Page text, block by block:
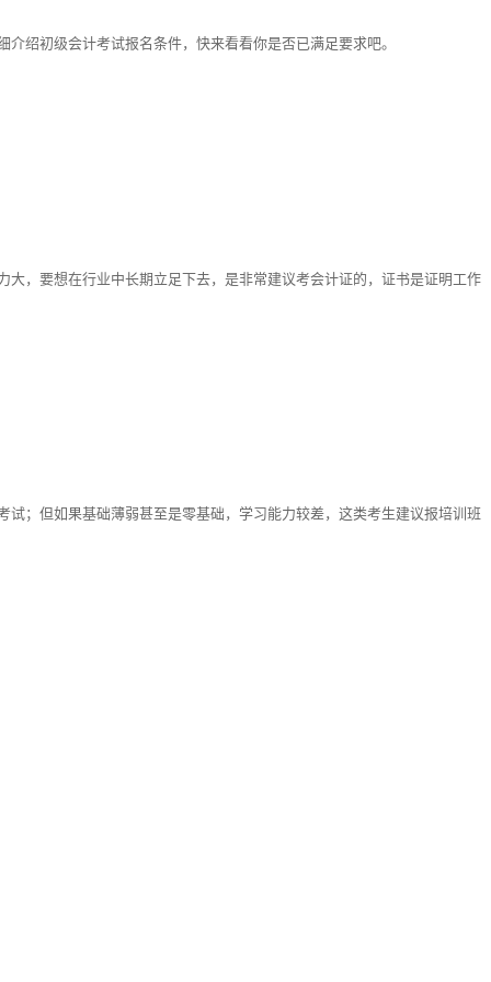
绍初级会计考试报名条件，快来看看你是否已满足要求吧。
，要想在行业中长期立足下去，是非常建议考会计证的，证书是证明工作
；但如果基础薄弱甚至是零基础，学习能力较差，这类考生建议报培训班